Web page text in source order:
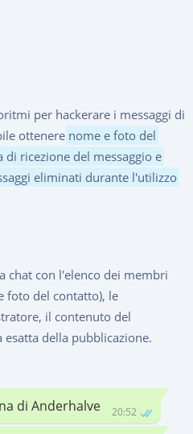
20:52
di Anderhalve
per hackerare i messaggi di
ottenere nome e foto del
ricezione del messaggio e
eliminati durante l'utilizzo
chat con l'elenco dei membri
foto del contatto), le
il contenuto del
esatta della pubblicazione.